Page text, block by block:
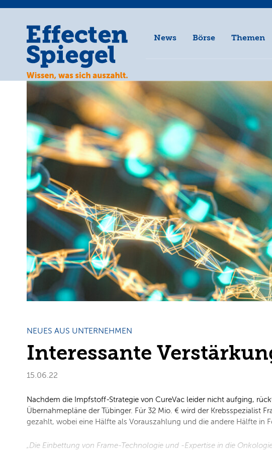
News Börse Themen
NEUES AUS UNTERNEHMEN
Interessante
15.06.22
Nachdem die Impfstoff-Strategie von CureVac leider nicht aufging,
Übernahmepläne der Tübinger. Für 32 Mio. € wird der Krebsspezialist
gezahlt, wobei eine Hälfte als Vorauszahlung und die andere Hälfte in
„Die Einbettung von Frame-Technologie und -Expertise in die